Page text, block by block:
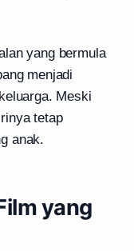
yang bermula
menjadi
Meski
tetap
anak.
yang